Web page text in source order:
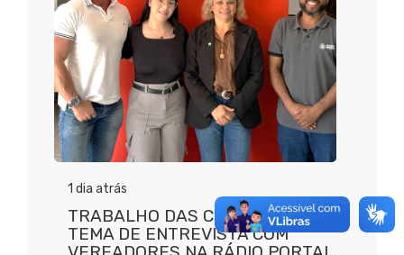
1 dia atrás
TRABALHO DAS COMISSÕES É
TEMA DE ENTREVISTA COM